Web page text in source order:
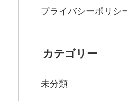
プライバシーポリシ
カテゴリー
未分類